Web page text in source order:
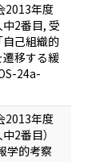
2013年度
2番目, 受
自己組織的
移する緩
24a-
2013年度
2番目）
学的考察